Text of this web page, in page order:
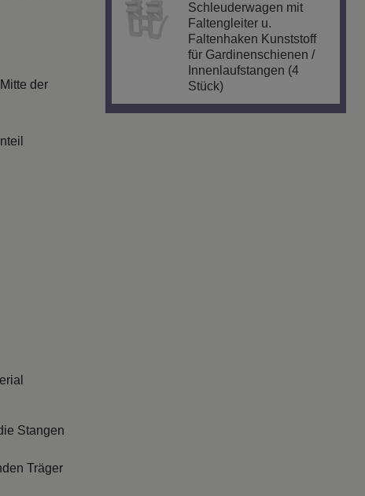
der
Stangen
Träger
Schleuderwagen mit
Faltengleiter u.
Faltenhaken Kunststoff
für Gardinenschienen /
Innenlaufstangen (4
Stück)